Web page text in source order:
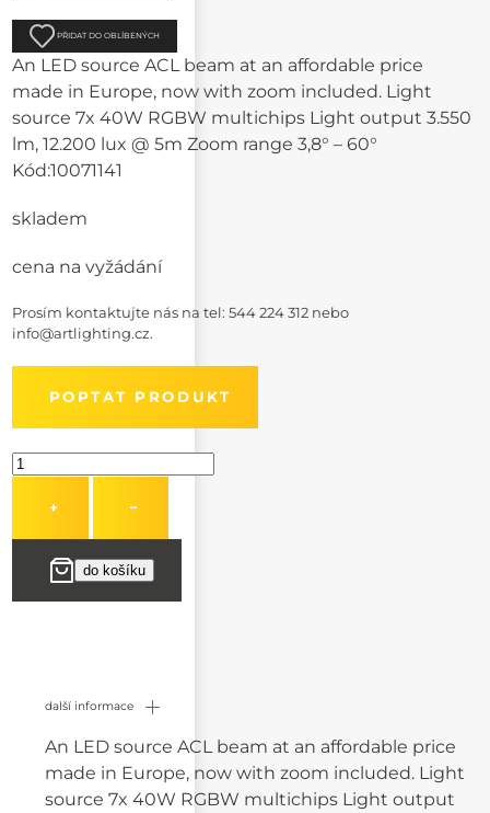
PŘIDAT DO OBLÍBENÝCH
An LED source ACL beam at an affordable price
made in Europe, now with zoom included. Light
source 7x 40W RGBW multichips Light output 3.550
lm, 12.200 lux @ 5m Zoom range 3,8° – 60°
Kód:10071141
skladem
cena na vyžádání
Prosím kontaktujte nás natel: 544 224 312 nebo
info@artlighting.cz.
POPTAT PRODUKT
+ −
další informace
An LED source ACL beam at an affordable price
made in Europe, now with zoom included. Light
source 7x 40W RGBW multichips Light output